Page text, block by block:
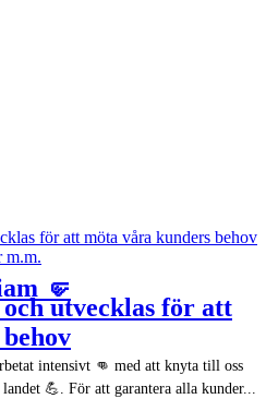
utvecklas för att
🤛
intensivt 👊 med att knyta till oss
💪. För att garantera alla kunder...